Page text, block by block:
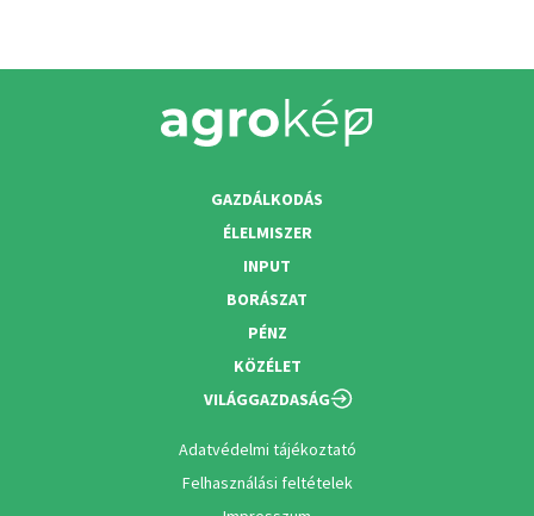
GAZDÁLKODÁS
ÉLELMISZER
INPUT
BORÁSZAT
PÉNZ
KÖZÉLET
VILÁGGAZDASÁG
Adatvédelmi tájékoztató
Felhasználási feltételek